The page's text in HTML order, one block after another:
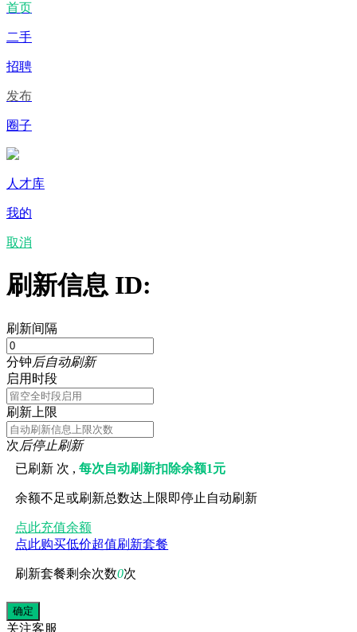
首页
二手
招聘
发布
圈子
人才库
我的
取消
刷新信息 ID:
刷新间隔
分钟后自动刷新
启用时段
刷新上限
次后停止刷新
已刷新 次 ,每次自动刷新扣除余额1元
余额不足或刷新总数达上限即停止自动刷新
点此充值余额
点此购买低价超值刷新套餐
刷新套餐剩余次数0次
关注客服